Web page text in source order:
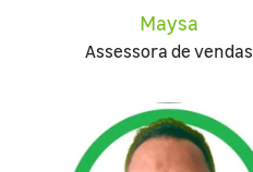
Maysa
Assessora de vendas